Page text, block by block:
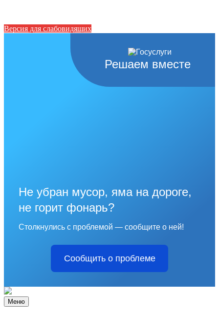
Версия для слабовидящих
Решаем вместе
Не убран мусор, яма на дороге,
не горит фонарь?
Столкнулись с проблемой — сообщите о ней!
Сообщить о проблеме
Меню